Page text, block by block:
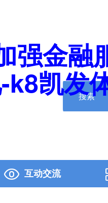
强金融
k8凯发
搜索
互动交流